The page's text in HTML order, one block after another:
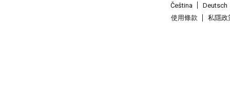
Čeština
Deutsch
使用條款
私隱政